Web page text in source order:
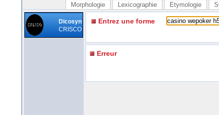
Morphologie Lexicographie Etymologie
Dicosyn
CRISCO
Entrez une forme
Erreur